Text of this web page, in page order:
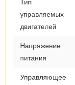
Тип
управляемых
двигателей
Напряжение
питания
Управляющее